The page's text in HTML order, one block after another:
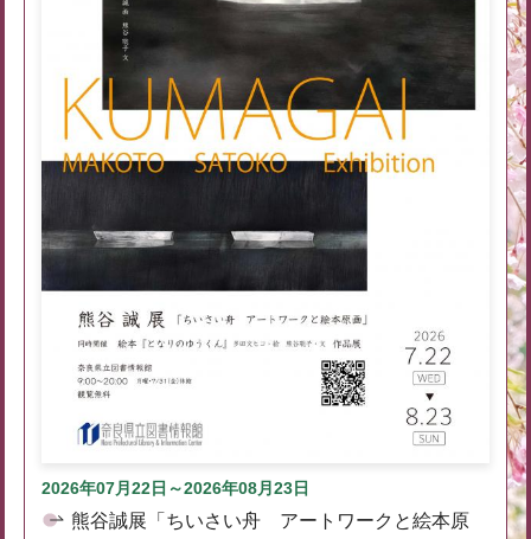
2026年07月22日～2026年08月23日
熊谷誠展「ちいさい舟 アートワークと絵本原